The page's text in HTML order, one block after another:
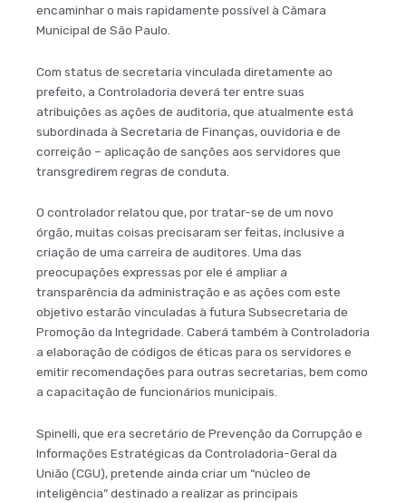
encaminhar o mais rapidamente possível à Câmara
Municipal de São Paulo.
Com status de secretaria vinculada diretamente ao
prefeito, a Controladoria deverá ter entre suas
atribuições as ações de auditoria, que atualmente está
subordinada à Secretaria de Finanças, ouvidoria e de
correição – aplicação de sanções aos servidores que
transgredirem regras de conduta.
O controlador relatou que, por tratar-se de um novo
órgão, muitas coisas precisaram ser feitas, inclusive a
criação de uma carreira de auditores. Uma das
preocupações expressas por ele é ampliar a
transparência da administração e as ações com este
objetivo estarão vinculadas à futura Subsecretaria de
Promoção da Integridade. Caberá também à Controladoria
a elaboração de códigos de éticas para os servidores e
emitir recomendações para outras secretarias, bem como
a capacitação de funcionários municipais.
Spinelli, que era secretário de Prevenção da Corrupção e
Informações Estratégicas da Controladoria-Geral da
União (CGU), pretende ainda criar um “núcleo de
inteligência” destinado a realizar as principais